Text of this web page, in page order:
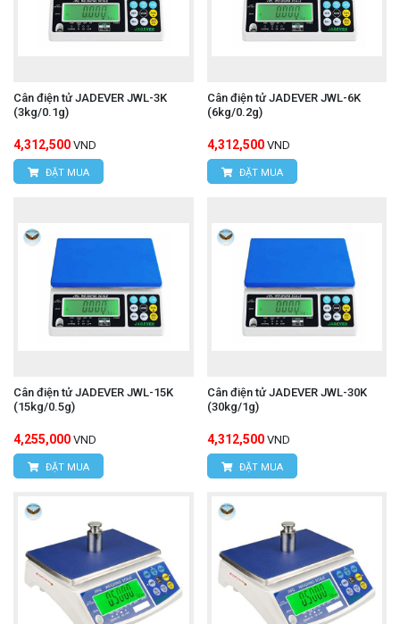
Cân điện tử JADEVER JWL-3K
(3kg/0.1g)
4,312,500 VND
ĐẶT MUA
Cân điện tử JADEVER JWL-6K
(6kg/0.2g)
4,312,500 VND
ĐẶT MUA
Cân điện tử JADEVER JWL-15K
(15kg/0.5g)
4,255,000 VND
ĐẶT MUA
Cân điện tử JADEVER JWL-30K
(30kg/1g)
4,312,500 VND
ĐẶT MUA